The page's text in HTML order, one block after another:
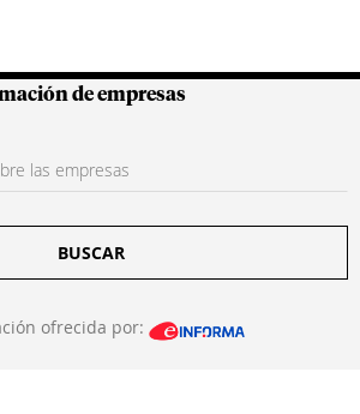
Colombianas
de empresas
BUSCAR
ofrecida por: